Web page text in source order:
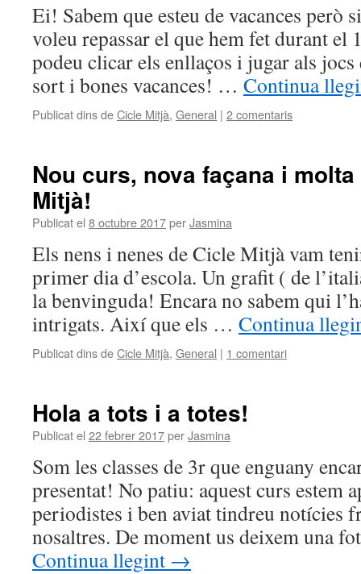
Ei! Sabem que esteu de vacances però
voleu repassar el que hem fet durant el
podeu clicar els enllaços i jugar als
sort i bones vacances! … Continua
Publicat dins deCicle Mitjà, General | 2 comentaris
Nou curs, nova façana i
Mitjà!
Publicat el 8 octubre 2017perJasmina
Els nens i nenes de Cicle Mitjà vam
primer dia d’escola. Un grafit ( de
la benvinguda! Encara no sabem qui
intrigats. Així que els … Continua
Publicat dins deCicle Mitjà, General | 1 comentari
Hola a tots i a totes!
Publicat el 22 febrer 2017perJasmina
Som les classes de 3r que enguany
presentat! No patiu: aquest curs estem
periodistes i ben aviat tindreu notícies
nosaltres. De moment us deixem una
Continua llegint →